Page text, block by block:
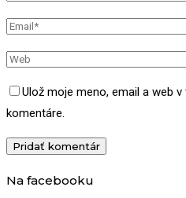
Ulož moje meno, email a web
komentáre.
Na facebooku